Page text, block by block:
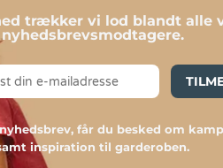
trækker vi lod blandt alle
nyhedsbrevsmodtagere.
får du besked om
inspiration til garderoben.